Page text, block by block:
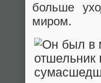
больше
миром.